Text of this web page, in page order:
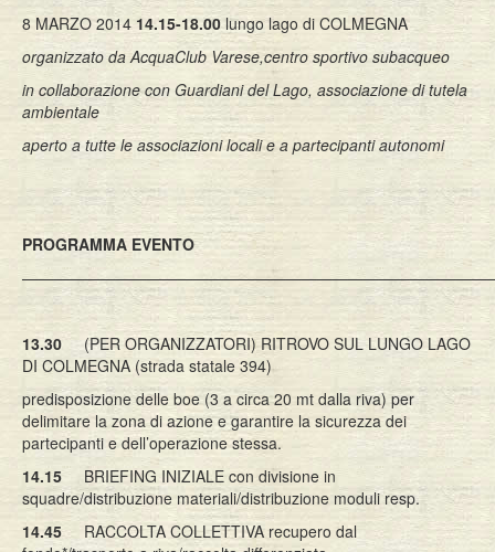
8 MARZO 2014 14.15-18.00lungo lago di COLMEGNA
organizzato da AcquaClub Varese,centro sportivo subacqueo
in collaborazione con Guardiani del Lago, associazione di tutela
ambientale
aperto a tutte le associazioni locali e a partecipanti autonomi
PROGRAMMA EVENTO
13.30(PER ORGANIZZATORI) RITROVO SUL LUNGO LAGO
DI COLMEGNA (strada statale 394)
predisposizione delle boe (3 a circa 20 mt dalla riva) per
delimitare la zona di azione e garantire la sicurezza dei
partecipanti e dell’operazione stessa.
14.15 BRIEFING INIZIALE con divisione in
squadre/distribuzione materiali/distribuzione moduli resp.
14.45 RACCOLTA COLLETTIVA recupero dal